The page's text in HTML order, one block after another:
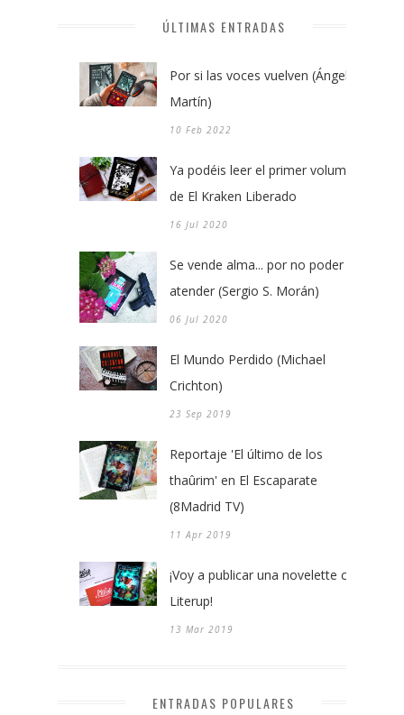
ÚLTIMAS ENTRADAS
Por si las voces vuelven (Ángel
Martín)
10 Feb 2022
Ya podéis leer el primer volumen
de El Kraken Liberado
16 Jul 2020
Se vende alma... por no poder
atender (Sergio S. Morán)
06 Jul 2020
El Mundo Perdido (Michael
Crichton)
23 Sep 2019
Reportaje 'El último de los
thaûrim' en El Escaparate
(8Madrid TV)
11 Apr 2019
¡Voy a publicar una novelette con
Literup!
13 Mar 2019
ENTRADAS POPULARES